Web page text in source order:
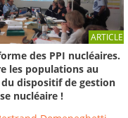
mis en place par
Majeurs
ARTICLE
des PPI nucléaires.
les populations au
dispositif de gestion
nucléaire !